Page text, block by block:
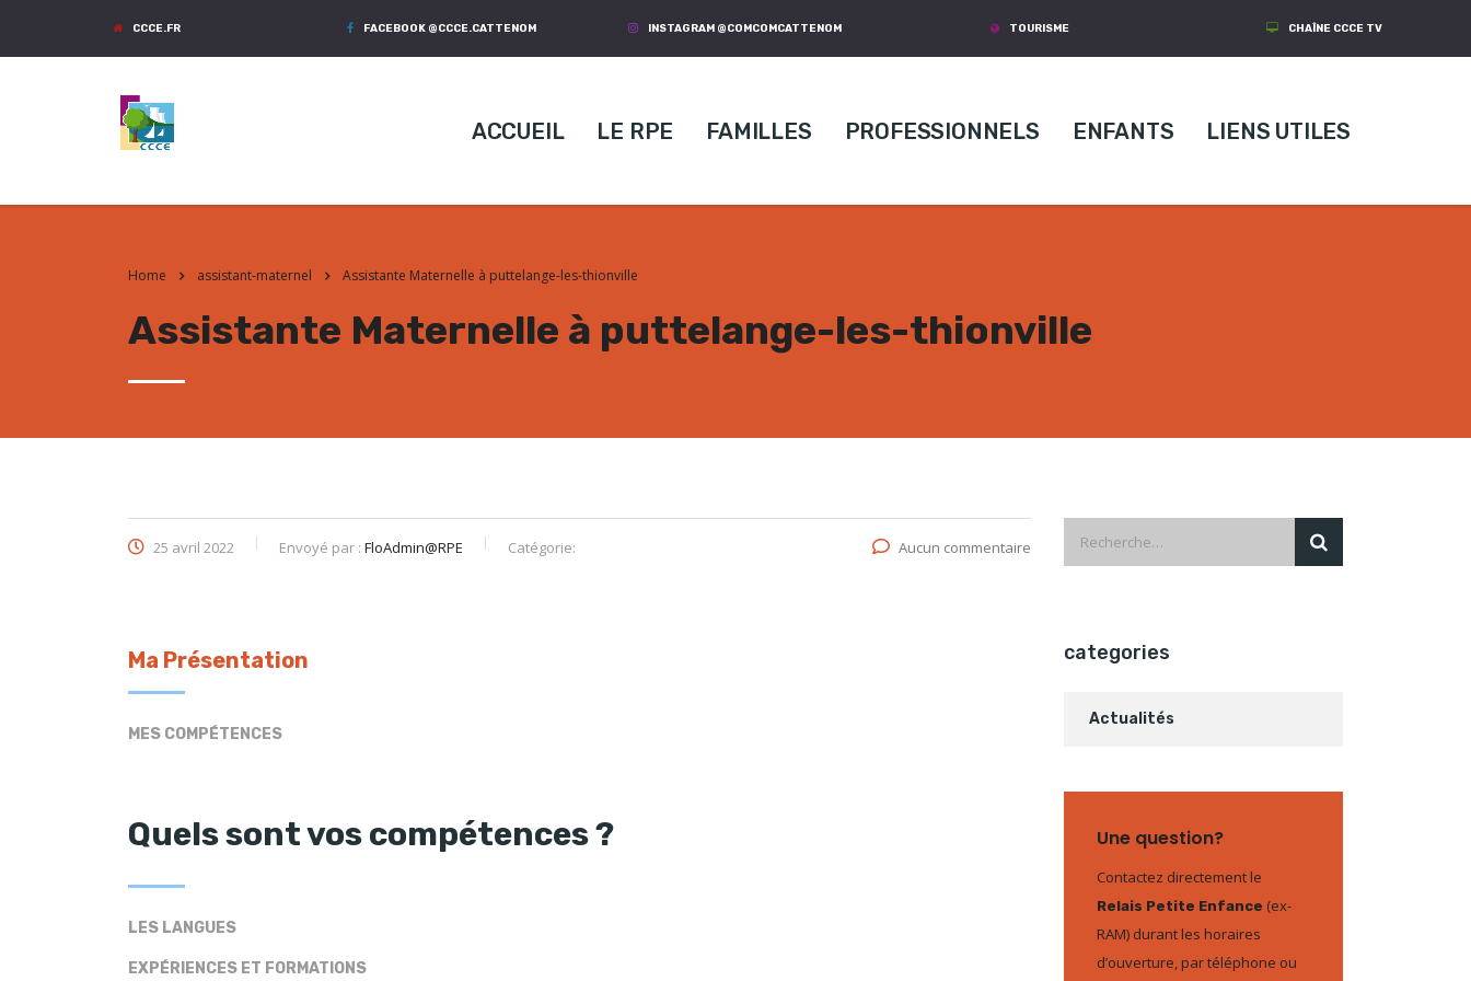
CCCE.FR FACEBOOK @CCCE.CATTENOM INSTAGRAM @COMCOMCATTENOM TOURISME CHAÎNE CCCE TV
ACCUEIL LE RPE FAMILLES PROFESSIONNELS ENFANTS LIENS UTILES
Home assistant-maternel Assistante Maternelle à puttelange-les-thionville
Assistante Maternelle à puttelange-les-thionville
25 avril 2022 Envoyé par : FloAdmin@RPE Catégorie: Aucun commentaire
Ma Présentation
MES COMPÉTENCES
Quels sont vos compétences ?
LES LANGUES
EXPÉRIENCES ET FORMATIONS
categories
Actualités
Une question?
Contactez directement le
Relais Petite Enfance (ex-
RAM) durant les horaires
d’ouverture, par téléphone ou